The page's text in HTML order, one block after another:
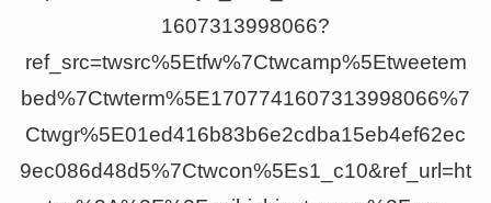
1607313998066?
ref_src=twsrc%5Etfw%7Ctwcamp%5Etweetem
bed%7Ctwterm%5E1707741607313998066%7
Ctwgr%5E01ed416b83b6e2cdba15eb4ef62ec
9ec086d48d5%7Ctwcon%5Es1_c10&ref_url=ht